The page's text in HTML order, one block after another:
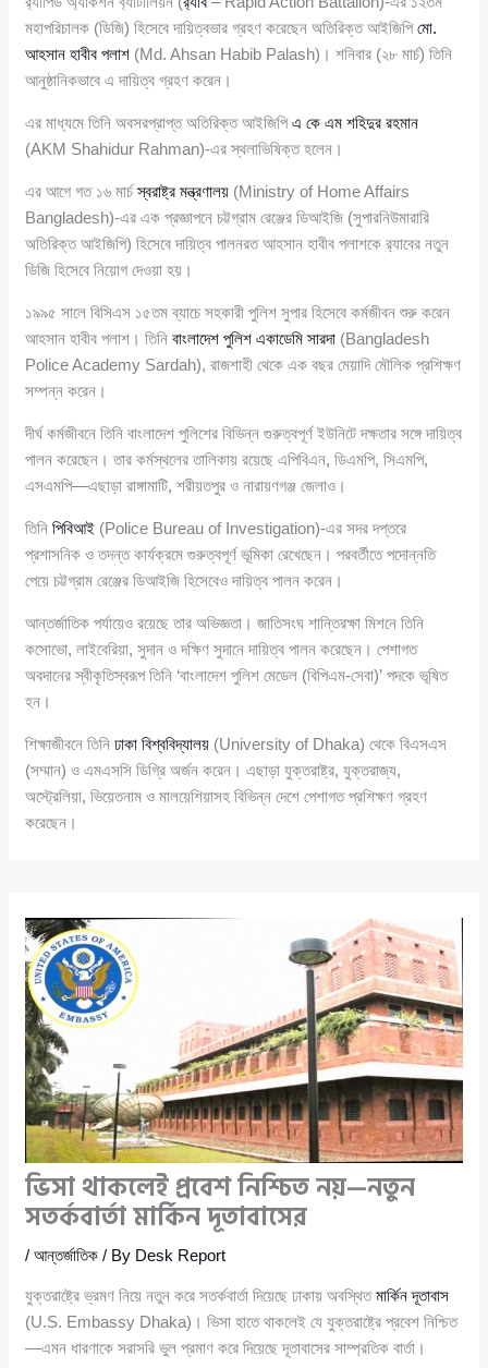
মহাপরিচালক (ডিজি) হিসেবে দায়িত্বভার গ্রহণ করেছেন অতিরিক্ত আইজিপিমো.
আহসান হাবীব পলাশ (Md. Ahsan Habib Palash)। শনিবার (২৮ মার্চ) তিনি
আনুষ্ঠানিকভাবে এ দায়িত্ব গ্রহণ করেন।
এর মাধ্যমে তিনি অবসরপ্রাপ্ত অতিরিক্ত আইজিপিএ কে এম শহিদুর রহমান
(AKM Shahidur Rahman)-এর স্থলাভিষিক্ত হলেন।
এর আগে গত ১৬ মার্চস্বরাষ্ট্র মন্ত্রণালয় (Ministry of Home Affairs
Bangladesh)-এর এক প্রজ্ঞাপনে চট্টগ্রাম রেঞ্জের ডিআইজি (সুপারনিউমারারি
অতিরিক্ত আইজিপি) হিসেবে দায়িত্ব পালনরত আহসান হাবীব পলাশকে র‌্যাবের নতুন
ডিজি হিসেবে নিয়োগ দেওয়া হয়।
১৯৯৫ সালে বিসিএস ১৫তম ব্যাচে সহকারী পুলিশ সুপার হিসেবে কর্মজীবন শুরু করেন
আহসান হাবীব পলাশ। তিনিবাংলাদেশ পুলিশ একাডেমি সারদা (Bangladesh
Police Academy Sardah), রাজশাহী থেকে এক বছর মেয়াদি মৌলিক প্রশিক্ষণ
সম্পন্ন করেন।
দীর্ঘ কর্মজীবনে তিনি বাংলাদেশ পুলিশের বিভিন্ন গুরুত্বপূর্ণ ইউনিটে দক্ষতার সঙ্গে দায়িত্ব
পালন করেছেন। তার কর্মস্থলের তালিকায় রয়েছে এপিবিএন, ডিএমপি, সিএমপি,
এসএমপি—এছাড়া রাঙ্গামাটি, শরীয়তপুর ও নারায়ণগঞ্জ জেলাও।
তিনিপিবিআই (Police Bureau of Investigation)-এর সদর দপ্তরে
প্রশাসনিক ও তদন্ত কার্যক্রমে গুরুত্বপূর্ণ ভূমিকা রেখেছেন। পরবর্তীতে পদোন্নতি
পেয়ে চট্টগ্রাম রেঞ্জের ডিআইজি হিসেবেও দায়িত্ব পালন করেন।
আন্তর্জাতিক পর্যায়েও রয়েছে তার অভিজ্ঞতা। জাতিসংঘ শান্তিরক্ষা মিশনে তিনি
কসোভো, লাইবেরিয়া, সুদান ও দক্ষিণ সুদানে দায়িত্ব পালন করেছেন। পেশাগত
অবদানের স্বীকৃতিস্বরূপ তিনি ‘বাংলাদেশ পুলিশ মেডেল (বিপিএম-সেবা)’ পদকে ভূষিত
হন।
শিক্ষাজীবনে তিনিঢাকা বিশ্ববিদ্যালয় (University of Dhaka) থেকে বিএসএস
(সম্মান) ও এমএসসি ডিগ্রি অর্জন করেন। এছাড়া যুক্তরাষ্ট্র, যুক্তরাজ্য,
অস্ট্রেলিয়া, ভিয়েতনাম ও মালয়েশিয়াসহ বিভিন্ন দেশে পেশাগত প্রশিক্ষণ গ্রহণ
করেছেন।
ভিসা থাকলেই প্রবেশ নিশ্চিত নয়—নতুন
সতর্কবার্তা মার্কিন দূতাবাসের
/আন্তর্জাতিক / By Desk Report
যুক্তরাষ্ট্রে ভ্রমণ নিয়ে নতুন করে সতর্কবার্তা দিয়েছে ঢাকায় অবস্থিতমার্কিন দূতাবাস
(U.S. Embassy Dhaka)। ভিসা হাতে থাকলেই যে যুক্তরাষ্ট্রে প্রবেশ নিশ্চিত
—এমন ধারণাকে সরাসরি ভুল প্রমাণ করে দিয়েছে দূতাবাসের সাম্প্রতিক বার্তা।